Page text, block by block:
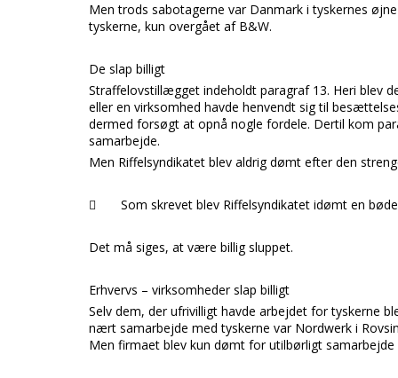
Men trods sabotagerne var Danmark i tyskernes
tyskerne, kun overgået af B&W.
De slap billigt
Straffelovstillægget indeholdt paragraf 13. Heri blev
eller en virksomhed havde henvendt sig til
dermed forsøgt at opnå nogle fordele. Dertil kom
samarbejde.
Men Riffelsyndikatet blev aldrig dømt efter den
 Som skrevet blev Riffelsyndikatet idømt en
Det må siges, at være billig sluppet.
Erhvervs – virksomheder slap billigt
Selv dem, der ufrivilligt havde arbejdet for tyskerne
nært samarbejde med tyskerne var Nordwerk i
Men firmaet blev kun dømt forutilbørligt samarbejde